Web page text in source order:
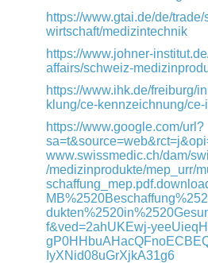
https://www.gtai.de/de/
wirtschaft/medizintechnik
https://www.johner-
affairs/schweiz-
https://www.ihk.de/freiburg/
klung/ce-kennzeichnung/
https://www.google.com/url?
www.swissmedic.ch/dam/
/medizinprodukte/mep_urr/
f&ved=2ahUKEwj-
IyXNid08uGrXjkA31g6